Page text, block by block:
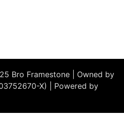
Bro Framestone | Owned by
X) | Powered by